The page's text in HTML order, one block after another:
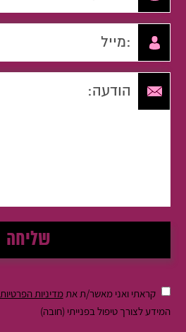
קראתי ואני מאשר/ת אתמדיניות הפרטיות
המידע לצורך טיפול בפנייתי (חובה)